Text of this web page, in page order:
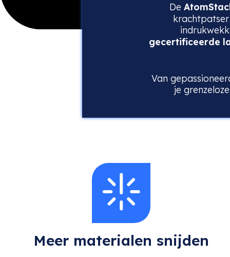
De
krachtpatser
gecertificeerde
Van
je
Meer materialen snijden